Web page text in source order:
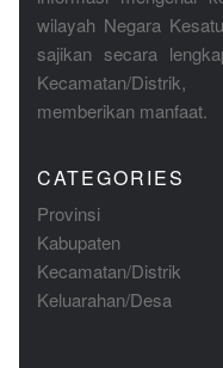
wilayah Negara
sajikan secara
Kecamatan/
memberikan manfaat.
CATEGORIES
Provinsi
Kabupaten
Kecamatan/Distrik
Keluarahan/Desa